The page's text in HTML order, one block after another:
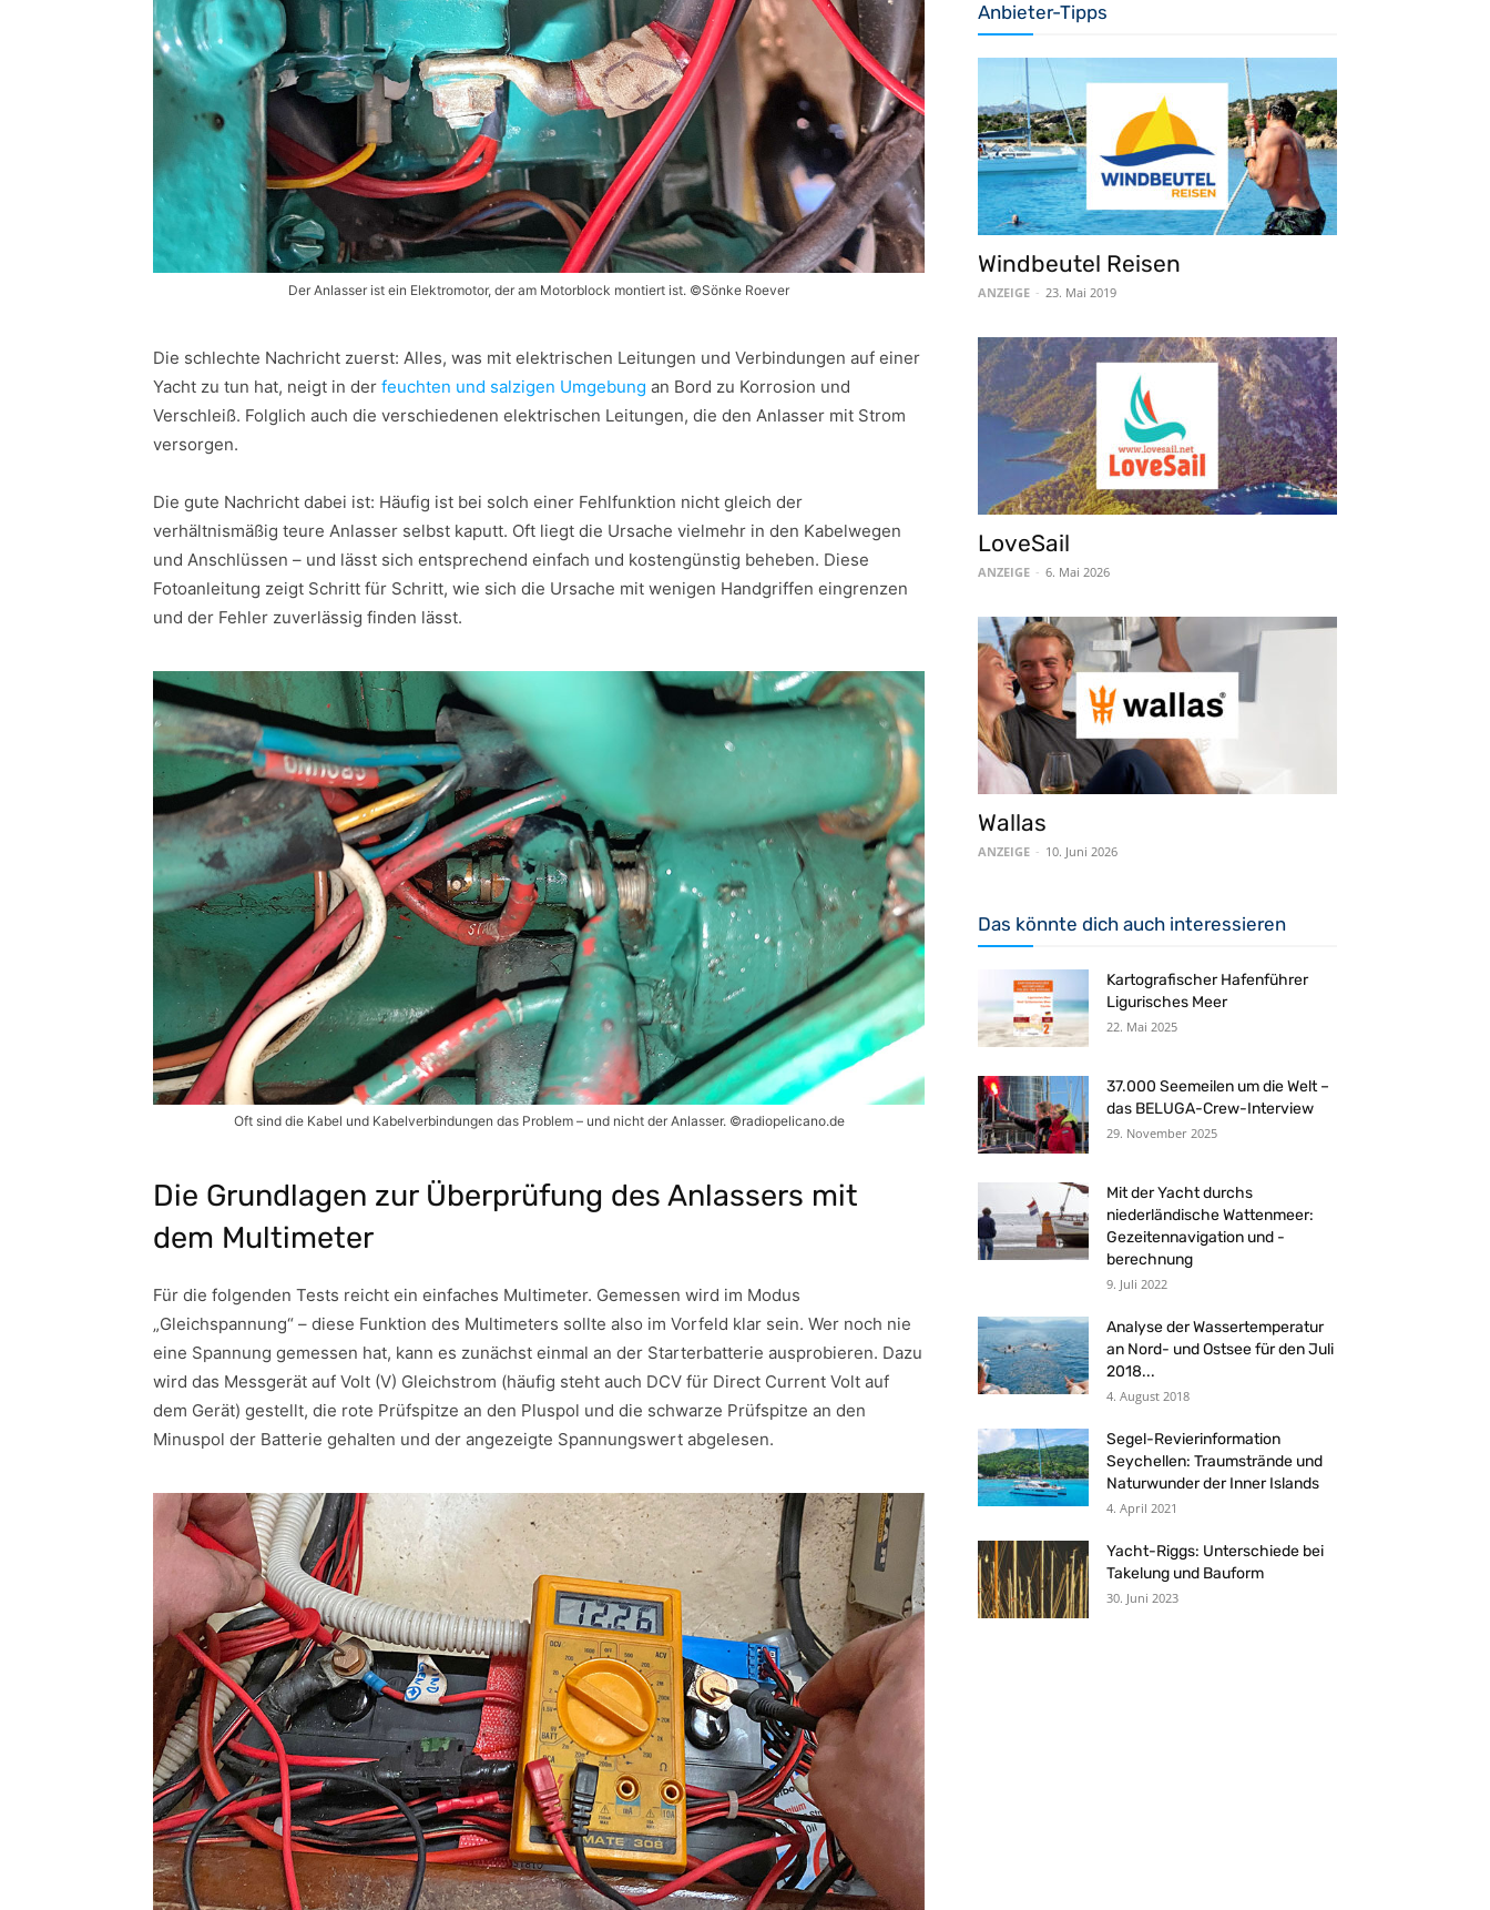
Der Anlasser ist ein Elektromotor, der am Motorblock montiert ist. ©Sönke Roever
Die schlechte Nachricht zuerst: Alles, was mit elektrischen Leitungen und Verbindungen auf einer
Yacht zu tun hat, neigt in der feuchten und salzigen Umgebung an Bord zu Korrosion und
Verschleiß. Folglich auch die verschiedenen elektrischen Leitungen, die den Anlasser mit Strom
versorgen.
Die gute Nachricht dabei ist: Häufig ist bei solch einer Fehlfunktion nicht gleich der
verhältnismäßig teure Anlasser selbst kaputt. Oft liegt die Ursache vielmehr in den Kabelwegen
und Anschlüssen – und lässt sich entsprechend einfach und kostengünstig beheben. Diese
Fotoanleitung zeigt Schritt für Schritt, wie sich die Ursache mit wenigen Handgriffen eingrenzen
und der Fehler zuverlässig finden lässt.
Oft sind die Kabel und Kabelverbindungen das Problem – und nicht der Anlasser. ©radiopelicano.de
Die Grundlagen zur Überprüfung des Anlassers mit
dem Multimeter
Für die folgenden Tests reicht ein einfaches Multimeter. Gemessen wird im Modus
„Gleichspannung“ – diese Funktion des Multimeters sollte also im Vorfeld klar sein. Wer noch nie
eine Spannung gemessen hat, kann es zunächst einmal an der Starterbatterie ausprobieren. Dazu
wird das Messgerät auf Volt (V) Gleichstrom (häufig steht auch DCV für Direct Current Volt auf
dem Gerät) gestellt, die rote Prüfspitze an den Pluspol und die schwarze Prüfspitze an den
Minuspol der Batterie gehalten und der angezeigte Spannungswert abgelesen.
Anbieter-Tipps
Windbeutel Reisen
ANZEIGE - 23. Mai 2019
LoveSail
ANZEIGE - 6. Mai 2026
Wallas
ANZEIGE - 10. Juni 2026
Das könnte dich auch interessieren
Kartografischer Hafenführer
Ligurisches Meer
22. Mai 2025
37.000 Seemeilen um die Welt –
das BELUGA-Crew-Interview
29. November 2025
Mit der Yacht durchs
niederländische Wattenmeer:
Gezeitennavigation und -
berechnung
9. Juli 2022
Analyse der Wassertemperatur
an Nord- und Ostsee für den Juli
2018...
4. August 2018
Segel-Revierinformation
Seychellen: Traumstrände und
Naturwunder der Inner Islands
4. April 2021
Yacht-Riggs: Unterschiede bei
Takelung und Bauform
30. Juni 2023